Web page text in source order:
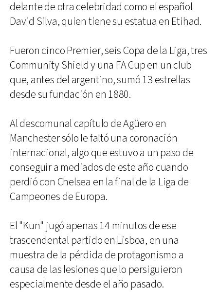
delante de otra celebridad como el español
David Silva, quien tiene su estatua en Etihad.
Fueron cinco Premier, seis Copa de la Liga, tres
Community Shield y una FA Cup en un club
que, antes del argentino, sumó 13 estrellas
desde su fundación en 1880.
Al descomunal capítulo de Agüero en
Manchester sólo le faltó una coronación
internacional, algo que estuvo a un paso de
conseguir a mediados de este año cuando
perdió con Chelsea en la final de la Liga de
Campeones de Europa.
El "Kun" jugó apenas 14 minutos de ese
trascendental partido en Lisboa, en una
muestra de la pérdida de protagonismo a
causa de las lesiones que lo persiguieron
especialmente desde el año pasado.